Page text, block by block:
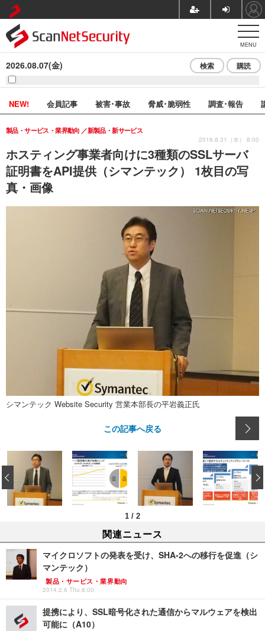
MENU
2026.08.07(金) 検索 購読
NEW! 会員記事 被害･事故 脅威･脆弱性 調査･報告
ホスティング事業者向けに3種類のSSLサーバ
証明書をAPI提供（シマンテック） 1枚目の写
真・画像
製品・サービス・業界動向 新製品・新サービス
2016.8.31（水） 8:00
シマンテック Website Security 営業本部長の平岩義正氏
この記事へ戻る
1 / 2
‹
関連ニュース
マイクロソフトの発表を受け、SHA-2への移行を促進（シ
マンテック）
製品・サービス・業界動向
2014.2.6 Thu 8:00
提携により、SSL暗号化された通信からマルウェアを検出
可能に（A10）